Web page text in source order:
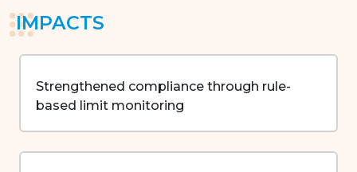
IMPACTS
Strengthened compliance through rule-
based limit monitoring